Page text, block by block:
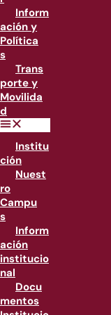
Inform
ación y
Política
s
Trans
porte y
Movilida
d
Institu
ción
Nuest
ro
Campu
s
Inform
ación
institucio
nal
Docu
mentos